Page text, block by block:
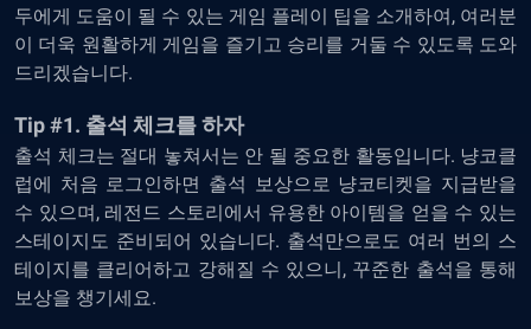
두에게 도움이 될 수 있는 게임 플레이 팁을 소개하여, 여러분
이 더욱 원활하게 게임을 즐기고 승리를 거둘 수 있도록 도와
드리겠습니다.
Tip #1. 출석 체크를하자
출석 체크는 절대 놓쳐서는 안 될 중요한 활동입니다. 냥코클
럽에 처음 로그인하면 출석 보상으로 냥코티켓을 지급받을
수 있으며, 레전드 스토리에서 유용한 아이템을 얻을 수 있는
스테이지도 준비되어 있습니다. 출석만으로도 여러 번의 스
테이지를 클리어하고 강해질 수 있으니, 꾸준한 출석을 통해
보상을 챙기세요.